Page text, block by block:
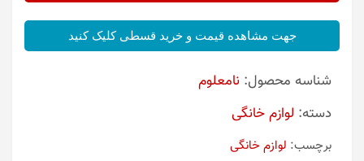
جهت مشاهده قیمت و خرید قسطی کلیک کنید
شناسه محصول: نامعلوم
دسته: لوازم خانگی
برچسب: لوازم خانگی